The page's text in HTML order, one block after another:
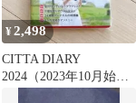
¥2,498
CITTA DIARY
2024（2023年10月始ま
り）ビバマゼンタ A5